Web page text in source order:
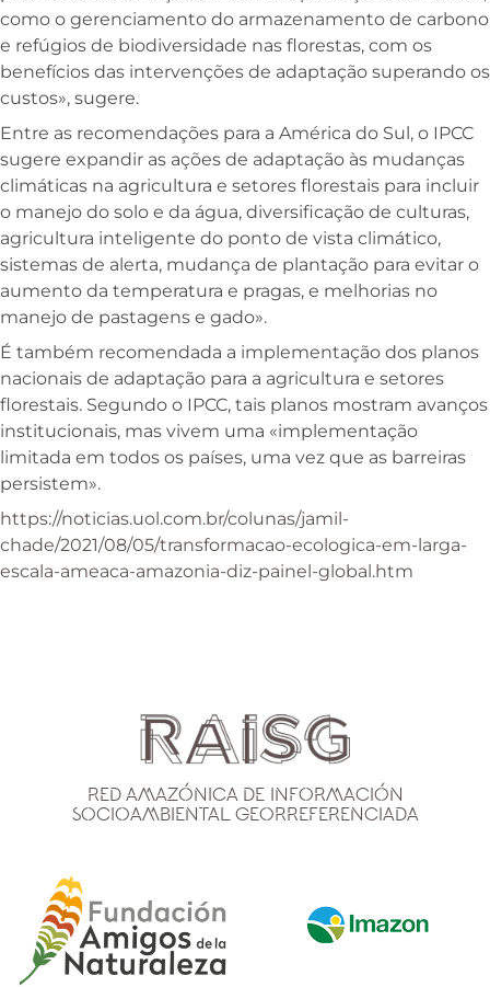
como o gerenciamento do armazenamento de carbono
e refúgios de biodiversidade nas florestas, com os
benefícios das intervenções de adaptação superando os
custos», sugere.
Entre as recomendações para a América do Sul, o IPCC
sugere expandir as ações de adaptação às mudanças
climáticas na agricultura e setores florestais para incluir
o manejo do solo e da água, diversificação de culturas,
agricultura inteligente do ponto de vista climático,
sistemas de alerta, mudança de plantação para evitar o
aumento da temperatura e pragas, e melhorias no
manejo de pastagens e gado».
É também recomendada a implementação dos planos
nacionais de adaptação para a agricultura e setores
florestais. Segundo o IPCC, tais planos mostram avanços
institucionais, mas vivem uma «implementação
limitada em todos os países, uma vez que as barreiras
persistem».
https://noticias.uol.com.br/colunas/jamil-
chade/2021/08/05/transformacao-ecologica-em-larga-
escala-ameaca-amazonia-diz-painel-global.htm
Red Amazónica de Información
Socioambiental Georreferenciada